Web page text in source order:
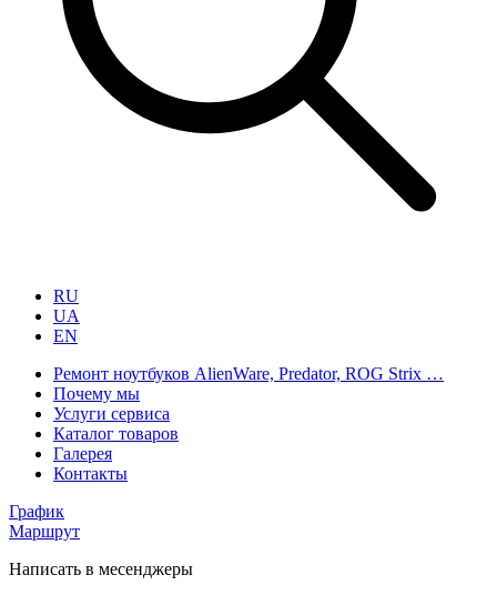
RU
UA
EN
Ремонт ноутбуков AlienWare, Predator, ROG Strix …
Почему мы
Услуги сервиса
Каталог товаров
Галерея
Контакты
График
Маршрут
Написать в месенджеры